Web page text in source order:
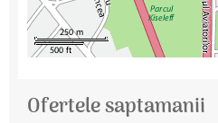
Ofertele saptamanii